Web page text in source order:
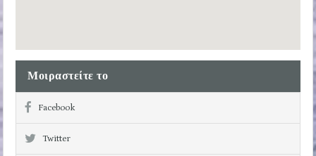
Μοιραστείτε το
Facebook
Twitter